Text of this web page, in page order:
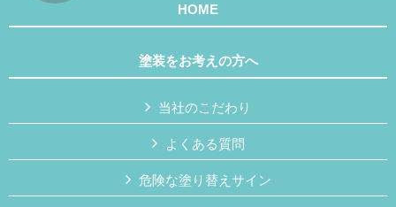
HOME
塗装をお考えの方へ
当社のこだわり
よくある質問
危険な塗り替えサイン